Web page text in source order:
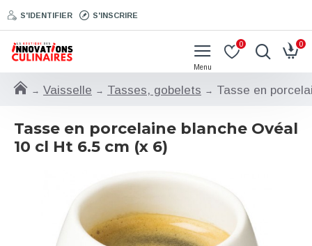
S'IDENTIFIER S'INSCRIRE
0 0
Vaisselle Tasses, gobelets Tasse en
Tasse en porcelaine blanche Ovéal
10 cl Ht 6.5 cm (x 6)